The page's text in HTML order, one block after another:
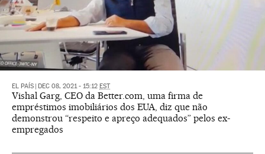
EL PAÍS DEC 08, 2021 - 15:12 EST
Vishal Garg, CEO da Better.com, uma firma de
empréstimos imobiliários dos EUA, diz que não
demonstrou “respeito e apreço adequados” pelos ex-
empregados